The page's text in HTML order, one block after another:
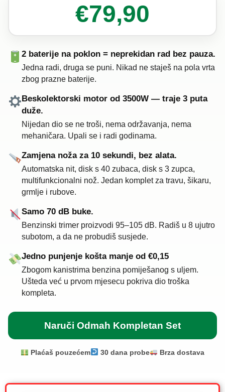
€79,90
2 baterije na poklon = neprekidan rad bez pauza.
Jedna radi, druga se puni. Nikad ne staješ na pola vrta
zbog prazne baterije.
Beskolektorski motor od 3500W — traje 3 puta
duže.
Nijedan dio se ne troši, nema održavanja, nema
mehaničara. Upali se i radi godinama.
Zamjena noža za 10 sekundi, bez alata.
Automatska nit, disk s 40 zubaca, disk s 3 zupca,
multifunkcionalni nož. Jedan komplet za travu, šikaru,
grmlje i rubove.
Samo 70 dB buke.
Benzinski trimer proizvodi 95–105 dB. Radiš u 8 ujutro
subotom, a da ne probudiš susjede.
Jedno punjenje košta manje od €0,15
Zbogom kanistrima benzina pomiješanog s uljem.
Ušteda već u prvom mjesecu pokriva dio troška
kompleta.
Naruči Odmah Kompletan Set
Plaćaš pouzećem 30 dana probe Brza dostava